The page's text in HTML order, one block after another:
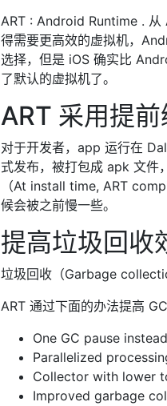
ART : Android Runtime . 从
得需要更高效的虚拟机，
选择，但是 iOS 确实比
了默认的虚拟机了。
ART 采用提
对于开发者，app 运行在
式发布，被打包成 apk 文件
（At install time, ART
候会被之前慢一些。
提高垃圾回
垃圾回收（Garbage
ART 通过下面的办法提高
One GC pause
Parallelized
Collector with lower
Improved garbage